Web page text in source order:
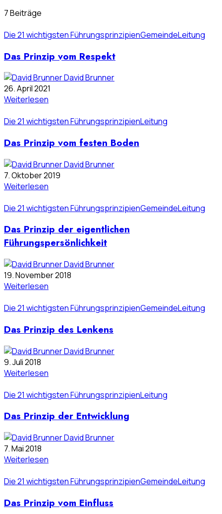
7 Beiträge
Die 21 wichtigsten FührungsprinzipienGemeindeLeitung
Das Prinzip vom Respekt
David Brunner
26. April 2021
Weiterlesen
Die 21 wichtigsten FührungsprinzipienLeitung
Das Prinzip vom festen Boden
David Brunner
7. Oktober 2019
Weiterlesen
Die 21 wichtigsten FührungsprinzipienGemeindeLeitung
Das Prinzip der eigentlichen
Führungspersönlichkeit
David Brunner
19. November 2018
Weiterlesen
Die 21 wichtigsten FührungsprinzipienGemeindeLeitung
Das Prinzip des Lenkens
David Brunner
9. Juli 2018
Weiterlesen
Die 21 wichtigsten FührungsprinzipienLeitung
Das Prinzip der Entwicklung
David Brunner
7. Mai 2018
Weiterlesen
Die 21 wichtigsten FührungsprinzipienGemeindeLeitung
Das Prinzip vom Einfluss